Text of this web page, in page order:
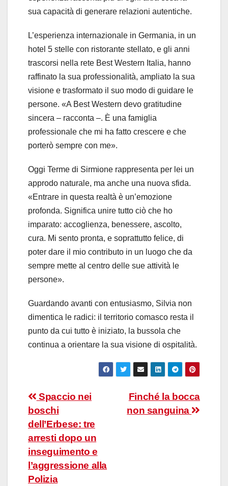
sua capacità di generare relazioni autentiche.
L’esperienza internazionale in Germania, in un
hotel 5 stelle con ristorante stellato, e gli anni
trascorsi nella rete Best Western Italia, hanno
raffinato la sua professionalità, ampliato la sua
visione e trasformato il suo modo di guidare le
persone. «A Best Western devo gratitudine
sincera – racconta –. È una famiglia
professionale che mi ha fatto crescere e che
porterò sempre con me».
Oggi Terme di Sirmione rappresenta per lei un
approdo naturale, ma anche una nuova sfida.
«Entrare in questa realtà è un’emozione
profonda. Significa unire tutto ciò che ho
imparato: accoglienza, benessere, ascolto,
cura. Mi sento pronta, e soprattutto felice, di
poter dare il mio contributo in un luogo che da
sempre mette al centro delle sue attività le
persone».
Guardando avanti con entusiasmo, Silvia non
dimentica le radici: il territorio comasco resta il
punto da cui tutto è iniziato, la bussola che
continua a orientare la sua visione di ospitalità.
Navigazione
articoli
Finché la bocca
non sanguina
Spaccio nei
boschi
dell’Erbese: tre
arresti dopo un
inseguimento e
l’aggressione alla
Polizia